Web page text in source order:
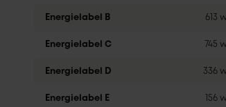
Energielabel B 613
Energielabel C 745
Energielabel D 336
Energielabel E 156